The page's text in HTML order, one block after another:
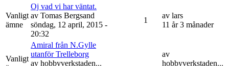
Vanligt
ämne
Oj vad vi har väntat.
av Tomas Bergsand
söndag, 12 april, 2015 -
20:32
1
av lars
11 år 3 månader
Vanligt
Amiral från N.Gylle
utanför Trelleborg
av hobbyverkstaden...
av
hobbyverkstaden...